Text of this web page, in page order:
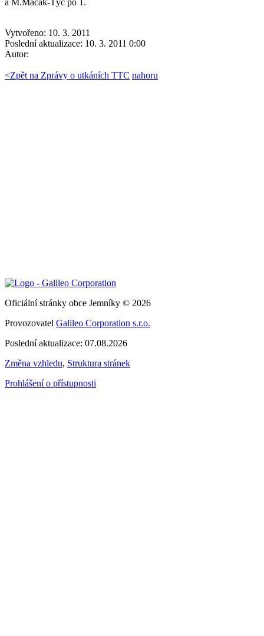
Vytvořeno: 10. 3. 2011
Poslední aktualizace: 10. 3. 2011 0:00
Autor:
<Zpět na Zprávy o utkáních TTC nahoru
Oficiální stránky obce Jemníky © 2026
Provozovatel Galileo Corporation s.r.o.
Poslední aktualizace: 07.08.2026
Změna vzhledu, Struktura stránek
Prohlášení o přístupnosti